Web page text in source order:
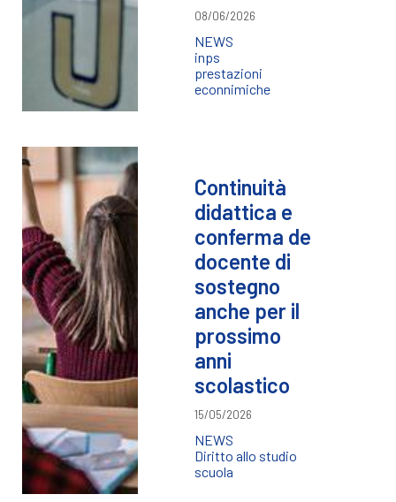
08/06/2026
NEWS
inps
prestazioni
econnimiche
Continuità
didattica e
conferma de
docente di
sostegno
anche per il
prossimo
anni
scolastico
15/05/2026
NEWS
Diritto allo studio
scuola